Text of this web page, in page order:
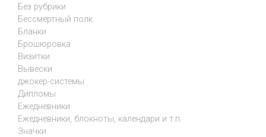
Без рубрики
Бессмертный полк
Бланки
Брошюровка
Визитки
Вывески
джокер-системы
Дипломы
Ежедневники
Ежедневники, блокноты, календари и т.п.
Значки